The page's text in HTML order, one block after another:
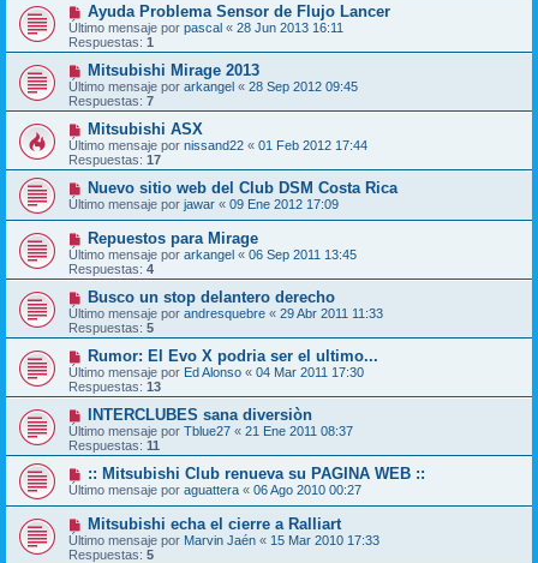
Ayuda Problema Sensor de Flujo Lancer
Último mensaje por pascal « 28 Jun 2013 16:11
Respuestas: 1
Mitsubishi Mirage 2013
Último mensaje por arkangel « 28 Sep 2012 09:45
Respuestas: 7
Mitsubishi ASX
Último mensaje por nissand22 « 01 Feb 2012 17:44
Respuestas: 17
Nuevo sitio web del Club DSM Costa Rica
Último mensaje por jawar « 09 Ene 2012 17:09
Repuestos para Mirage
Último mensaje por arkangel « 06 Sep 2011 13:45
Respuestas: 4
Busco un stop delantero derecho
Último mensaje por andresquebre « 29 Abr 2011 11:33
Respuestas: 5
Rumor: El Evo X podria ser el ultimo...
Último mensaje por Ed Alonso « 04 Mar 2011 17:30
Respuestas: 13
INTERCLUBES sana diversiòn
Último mensaje por Tblue27 « 21 Ene 2011 08:37
Respuestas: 11
:: Mitsubishi Club renueva su PAGINA WEB ::
Último mensaje por aguattera « 06 Ago 2010 00:27
Mitsubishi echa el cierre a Ralliart
Último mensaje por Marvin Jaén « 15 Mar 2010 17:33
Respuestas: 5